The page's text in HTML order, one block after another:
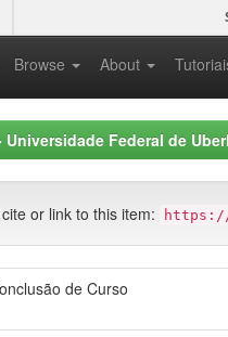
Browse About
Federal de
or link to this item: https://
de Curso